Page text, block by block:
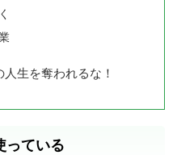
生を奪われるな！
っている